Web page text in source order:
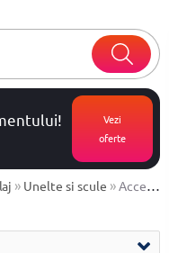
Vezi
oferte
» Unelte si scule »Accesorii scule electrice